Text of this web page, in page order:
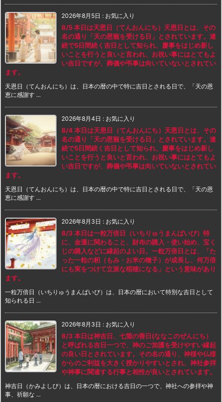
2026年8月5日 : お気に入り
8/5 本日は天恩日（てんおんにち）天恩日とは、その
名の通り「天の恩寵を受ける日」とされています。連
続で5日間続く吉日として知られ、慶事をはじめ新し
いことを行うと良いと言われ、お祝い事にはとてもよ
い吉日ですが、葬儀や弔事は向いていないとされてい
ます。
天恩日（てんおんにち）は、日本の暦の中で特に吉日とされる日で、「天の恩
恵に感謝す ...
2026年8月4日 : お気に入り
8/4 本日は天恩日（てんおんにち）天恩日とは、その
名の通り「天の恩寵を受ける日」とされています。連
続で5日間続く吉日として知られ、慶事をはじめ新し
いことを行うと良いと言われ、お祝い事にはとてもよ
い吉日ですが、葬儀や弔事は向いていないとされてい
ます。
天恩日（てんおんにち）は、日本の暦の中で特に吉日とされる日で、「天の恩
恵に感謝す ...
2026年8月3日 : お気に入り
8/3 本日は一粒万倍日（いちりゅうまんばいび）特
に、金運に関わること、財布の購入・使い始め、宝く
じの購入などに縁起のよい日。一粒万倍日とは、「た
った一粒の籾（もみ・お米の種子）が成長し、何万倍
にも実をつけて立派な稲穂になる」という意味があり
ます。
一粒万倍日（いちりゅうまんばいび）は、日本の暦において特別な吉日として
知られる日 ...
2026年8月3日 : お気に入り
8/3 本日は神吉日、七箇の善日(ななこのぜんにち）
と呼ばれる吉日一つで、神のご加護を受けやすい縁起
の良い日とされています。その名の通り、神様や仏様
からのご利益を大きく授かりやすいとされ、神社参拝
や神事に関連する行事と相性が良いとされています。
神吉日（かみよしび）は、日本の暦における吉日の一つで、神社への参拝や神
事、祈願な ...